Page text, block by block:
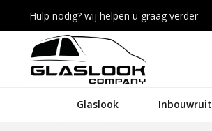
Hulp nodig? wij helpen u graag verder
Glaslook Inbouwruit